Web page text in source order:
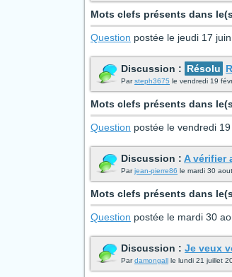
Mots clefs présents dans
Question postée le jeudi 17
Discussion : Résolu
Parsteph3675 le vendredi 19
Mots clefs présents dans
Question postée le vendredi
Discussion : A vérifier
Parjean-pierre86 le mardi 30
Mots clefs présents dans
Question postée le mardi 30
Discussion : Je veux
Pardamongall le lundi 21 juillet